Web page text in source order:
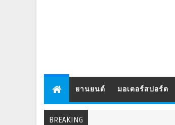
ยานยนต์ มอเตอร์สปอร์ต
BREAKING